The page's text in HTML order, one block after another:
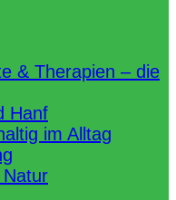
& Therapien – die
Hanf
im Alltag